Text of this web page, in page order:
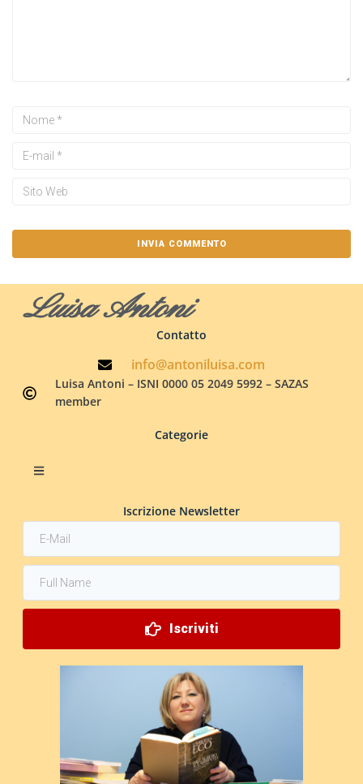
Luisa Antoni
Contatto
info@antoniluisa.com
Luisa Antoni – ISNI 0000 05 2049 5992 – SAZAS
member
Categorie
Iscrizione Newsletter
Iscriviti